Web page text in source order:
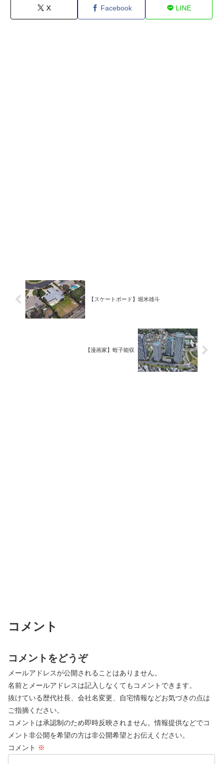
X Facebook LINE
【スケートボード】堀米雄斗
【漫画家】蛭子能収
コメント
コメントをどうぞ
メールアドレスが公開されることはありません。
名前とメールアドレスは記入しなくてもコメントできます。
抜けている歴代社長、会社名変更、自宅情報などお気づきの点は
ご指摘ください。
コメントは承認制のため即時反映されません。情報提供などでコ
メント非公開を希望の方は非公開希望とお伝えください。
コメント ※